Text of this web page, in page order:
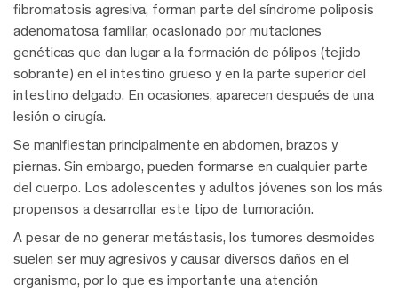
fibromatosis agresiva, forman parte del síndrome poliposis
adenomatosa familiar, ocasionado por mutaciones
genéticas que dan lugar a la formación de pólipos (tejido
sobrante) en el intestino grueso y en la parte superior del
intestino delgado. En ocasiones, aparecen después de una
lesión o cirugía.
Se manifiestan principalmente en abdomen, brazos y
piernas. Sin embargo, pueden formarse en cualquier parte
del cuerpo. Los adolescentes y adultos jóvenes son los más
propensos a desarrollar este tipo de tumoración.
A pesar de no generar metástasis, los tumores desmoides
suelen ser muy agresivos y causar diversos daños en el
organismo, por lo que es importante una atención